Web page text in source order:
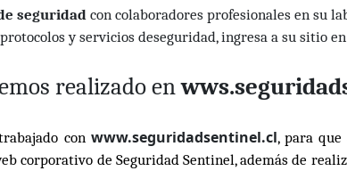
seguridadcon colaboradores profesionales en su
y servicios deseguridad, ingresa a su sitio
realizado enwws.s
con www.seguridadsentinel.cl, para
corporativo de Seguridad Sentinel, además de